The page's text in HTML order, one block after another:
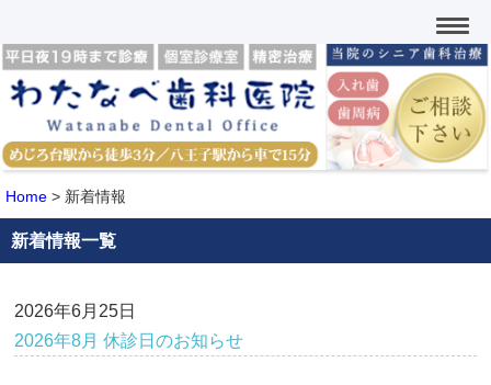
Home > 新着情報
新着情報一覧
2026年6月25日
2026年8月 休診日のお知らせ